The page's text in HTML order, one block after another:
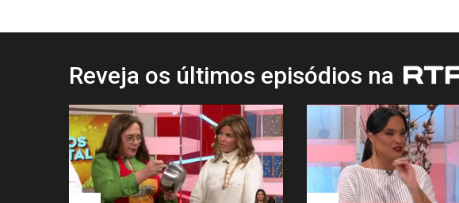
Reveja os últimos episódios na